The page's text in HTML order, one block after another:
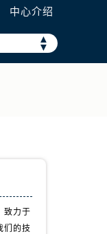
中心介绍
▲
▼
致力于
们的技